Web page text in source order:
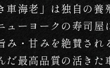
車海老」は独自の養
ューヨークの寿司屋
み・甘みを絶賛され
だ最高品質の活きた